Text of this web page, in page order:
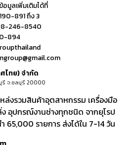
มูลเพิ่มเติมได้ที่
891 ถึง 3
246-8540
894
ไทย) จำกัด
รี จ.ชลบุรี 20000
ล่งรวมสินค้าอุตสาหกรรม เครื่องมือ
ง อุปกรณ์งานช่างทุกชนิด จากยุโรป
65,000 รายการ ส่งได้ใน 7-14 วัน